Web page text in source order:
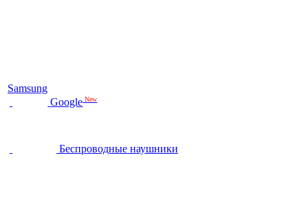
Samsung
Google New
Беспроводные наушники